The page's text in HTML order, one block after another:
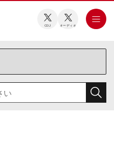
CDJ オーディオ